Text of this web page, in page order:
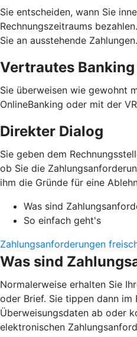
Sie entscheiden, wann Sie
Rechnungszeitraums
Sie an ausstehende Zahlungen.
Vertrautes Banking
Sie überweisen wie gewohnt
OnlineBanking oder mit der
Direkter Dialog
Sie geben dem
ob Sie die
ihm die Gründe für eine
Was sind
So einfach geht's
Zahlungsanforderungen
Was sind
Normalerweise erhalten Sie
oder Brief. Sie tippen dann im
Überweisungsdaten ab oder
elektronischen